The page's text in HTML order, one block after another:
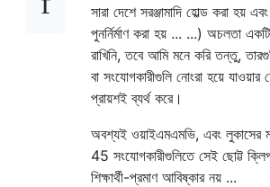
সারা দেশে সরঞ্জামাদি হোল্ড করা হয়
পুনর্নির্মাণ করা হয় ... ...) অচলতা
রাখিনি, তবে আমি মনে করি তন্তু,
বা সংযোগকারীগুলি নোংরা হয়ে
প্রায়শই ব্যর্থ করে।
অবশ্যই ওয়াইএমএমভি, এবং লুকাসের
45 সংযোগকারীগুলিতে সেই ছোট্ট
শিক্ষার্থী-প্রমাণ আবিষ্কার নয় ...